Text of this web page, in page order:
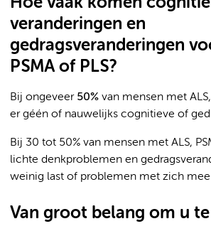
veranderingen en
gedragsveranderingen
PSMA of PLS?
Bij ongeveer 50% van mensen met
er géén of nauwelijks cognitieve of
Bij 30 tot 50% van mensen met ALS,
lichte denkproblemen en
weinig last of problemen met zich mee
Van groot belang om u